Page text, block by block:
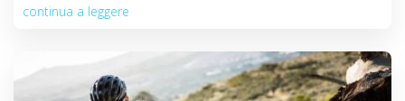
continua a leggere